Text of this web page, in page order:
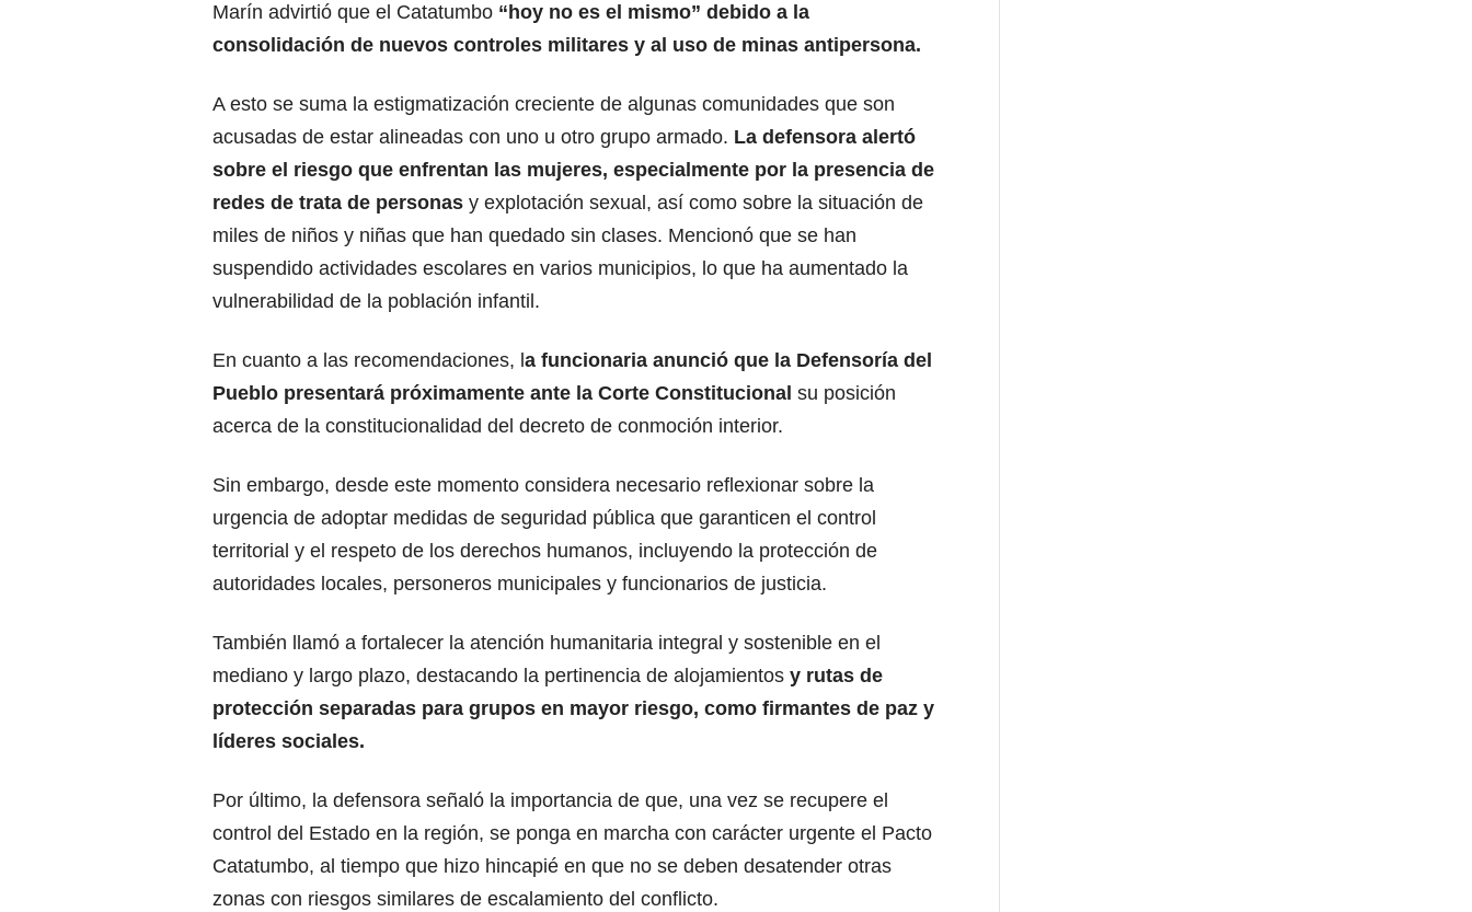
Marín advirtió que el Catatumbo “hoy no es el mismo” debido a la
consolidación de nuevos controles militares y al uso de minas antipersona.
A esto se suma la estigmatización creciente de algunas comunidades que son
acusadas de estar alineadas con uno u otro grupo armado. La defensora alertó
sobre el riesgo que enfrentan las mujeres, especialmente por la presencia de
redes de trata de personas y explotación sexual, así como sobre la situación de
miles de niños y niñas que han quedado sin clases. Mencionó que se han
suspendido actividades escolares en varios municipios, lo que ha aumentado la
vulnerabilidad de la población infantil.
En cuanto a las recomendaciones, l a funcionaria anunció que la Defensoría del
Pueblo presentará próximamente ante la Corte Constitucional su posición
acerca de la constitucionalidad del decreto de conmoción interior.
Sin embargo, desde este momento considera necesario reflexionar sobre la
urgencia de adoptar medidas de seguridad pública que garanticen el control
territorial y el respeto de los derechos humanos, incluyendo la protección de
autoridades locales, personeros municipales y funcionarios de justicia.
También llamó a fortalecer la atención humanitaria integral y sostenible en el
mediano y largo plazo, destacando la pertinencia de alojamientos y rutas de
protección separadas para grupos en mayor riesgo, como firmantes de paz y
líderes sociales.
Por último, la defensora señaló la importancia de que, una vez se recupere el
control del Estado en la región, se ponga en marcha con carácter urgente el Pacto
Catatumbo, al tiempo que hizo hincapié en que no se deben desatender otras
zonas con riesgos similares de escalamiento del conflicto.